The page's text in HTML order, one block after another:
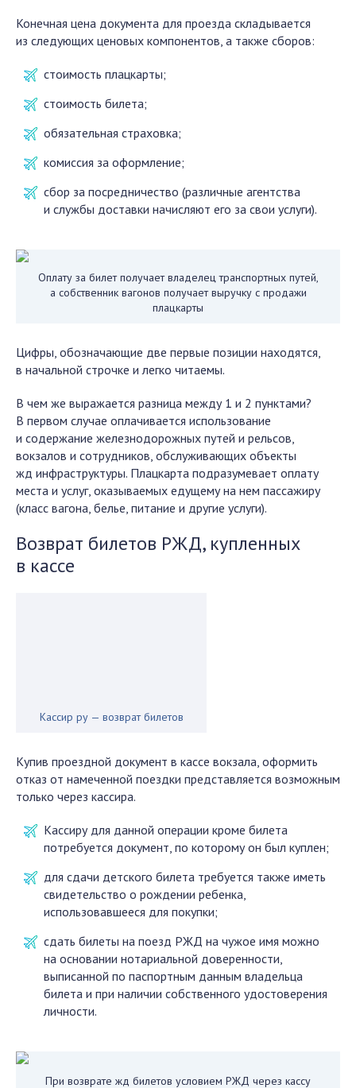
Конечная цена документа для проезда складывается
из следующих ценовых компонентов, а также сборов:
стоимость плацкарты;
стоимость билета;
обязательная страховка;
комиссия за оформление;
сбор за посредничество (различные агентства
и службы доставки начисляют его за свои услуги).
Оплату за билет получает владелец транспортных путей,
а собственник вагонов получает выручку с продажи
плацкарты
Цифры, обозначающие две первые позиции находятся,
в начальной строчке и легко читаемы.
В чем же выражается разница между 1 и 2 пунктами?
В первом случае оплачивается использование
и содержание железнодорожных путей и рельсов,
вокзалов и сотрудников, обслуживающих объекты
жд инфраструктуры. Плацкарта подразумевает оплату
места и услуг, оказываемых едущему на нем пассажиру
(класс вагона, белье, питание и другие услуги).
Возврат билетов РЖД, купленных
в кассе
Кассир ру — возврат билетов
Купив проездной документ в кассе вокзала, оформить
отказ от намеченной поездки представляется возможным
только через кассира.
Кассиру для данной операции кроме билета
потребуется документ, по которому он был куплен;
для сдачи детского билета требуется также иметь
свидетельство о рождении ребенка,
использовавшееся для покупки;
сдать билеты на поезд РЖД на чужое имя можно
на основании нотариальной доверенности,
выписанной по паспортным данным владельца
билета и при наличии собственного удостоверения
личности.
При возврате жд билетов условием РЖД через кассу